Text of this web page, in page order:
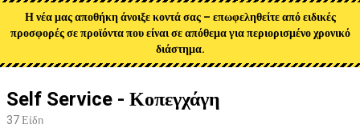
Η νέα μας αποθήκη άνοιξε κοντά σας – επωφεληθείτε από ειδικές
προσφορές σε προϊόντα που είναι σε απόθεμα για περιορισμένο χρονικό
διάστημα.
Self Service - Κοπεγχάγη
37Είδη